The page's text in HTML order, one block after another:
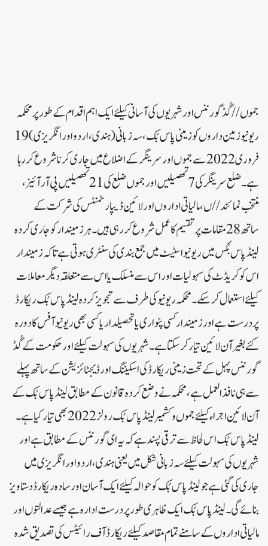
جموں//گُڈ گورننس اور شہریوں کی آسانی کیلئے ایک اہم اقدام کے طور پر محکمہ
ریونیو زمین داروں کو زمینی پاس بُک ، سہ زبانی ( ہندی ، اردو اور انگریزی )19
فروری 2022 سے جموں اور سرینگر کے اضلاع میں جاری کرنا شروع کر رہا
ہے ۔ ضلع سرینگر کی 7 تحصیلیں اور جموں ضلع کی 21 تحصیلیں پی آر آئیز ،
منتخب نمائند//ں ، مالیاتی اداروں اور لائین ڈیپارٹمنٹس کی شرکت کے
ساتھ 28 مقامات پر تقسیم کا عمل شروع کر رہی ہیں ۔ ہر زمیندار کو جاری کردہ
لینڈ پاس بُکس میں ریونیو اسٹیٹ میں جمع بندی کی سنٹری ہوتی ہے تا کہ زمیندار
اس کو کریڈٹ کی سہولیات اور اس سے منسلک یا اس سے متعلقہ دیگر معاملات
کیلئے استعمال کر سکے ۔ محکمہ ریونیو کی طرف سے تجویز کردہ لینڈ پاس بُک ریکارڈ
پر درست ہے اور زمیندار کسی پٹواری یا تحصیلدار یا کسی بھی ریونیو آفس کا دورہ
کئے بغیر آن لائین تیار کر سکتا ہے ۔ شہریوں کی سہولت کیلئے اور حکومت کے گُڈ
گورننس پہل کے تحت زمینی ریکارڈ کی اسکیننگ اور ڈیجٹائزیشن کے ساتھ پہلے
سے ہی نافذ العمل ہے ، محکمہ نے وضع کردہ قانون کے مطابق لینڈ پاس بُک کے
آن لائین اجراء کیلئے جموں و کشمیر لینڈ پاس بُک رولز 2022 بھی تیار کیا ہے ۔
لینڈ پاس بُک اس لحاظ سے ترقی پسند ہے کہ یہ ای گورننس کے مطابق ہے اور
شہریوں کی سہولت کیلئے سہ زبانی شکل میں یعنی ہندی ، اردو اور انگریزی میں
جاری کی گئی ہے جو لینڈ پاس بُک کو حوالہ کیلئے ایک آسان اور سادہ ریکارڈ دستاویز
بنائے گی ۔ لینڈ پاس بُک ایک ظاہری طور پر درست ادارہ ہے جیسے عدالتوں اور
مالیاتی اداروں کے سامنے تمام مقاصد کیلئے ریکارڈ آف رائیٹس کی تصدیق شدہ